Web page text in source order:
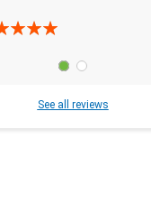
See all reviews